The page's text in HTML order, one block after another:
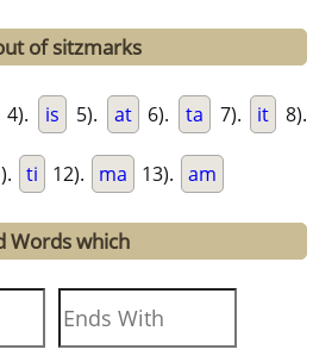
of sitzmarks
4). is 5). at 6). ta 7). it 8).
ti 12). ma 13). am
Words which